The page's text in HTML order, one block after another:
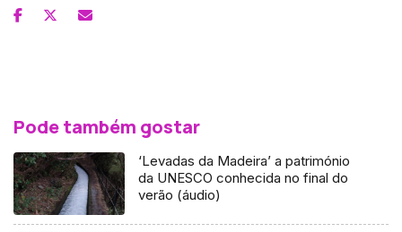
Pode também gostar
‘Levadas da Madeira’ a património
da UNESCO conhecida no final do
verão (áudio)